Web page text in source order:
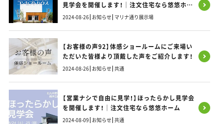
見学会を開催します！｜注文住宅なら悠悠ホー
ム
2024-08-26 お知らせ マリナ通り展示場
【お客様の声92】体感ショールームにご来場い
ただいた皆様より頂戴した声をご紹介します！
2024-08-26 お知らせ 共通
【営業ナシで自由に見学！】ほったらかし見学会
を開催します！｜注文住宅なら悠悠ホーム
2024-08-09 お知らせ 共通